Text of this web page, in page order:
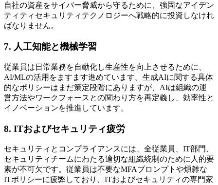
自社の資産をサイバー脅威から守るために、強固なアイデン
ティティセキュリティテクノロジーへ戦略的に投資しなけれ
ばなりません。
7. 人工知能と機械学習
従業員は日常業務を自動化し生産性を向上させるために、
AI/MLの活用をますます進めています。生成AIに関する具体
的なポリシーはまだ策定段階にありますが、AIは組織の運
営方法やワークフォースとの関わり方を再定義し、効率性と
イノベーションを推進しています。
8. ITおよびセキュリティ疲労
セキュリティとコンプライアンスには、全従業員、IT部門、
セキュリティチームにわたる適切な組織統制のために人的要
素が不可欠です。従業員は不要なMFAプロンプトや煩雑な
ITポリシーに疲弊しており、ITおよびセキュリティの専門家